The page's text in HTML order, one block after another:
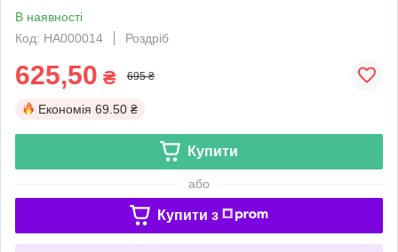
В наявності
Код: НА000014
Роздріб
625,50 ₴ 695 ₴
Економія 69.50 ₴
Купити
або
Купити з